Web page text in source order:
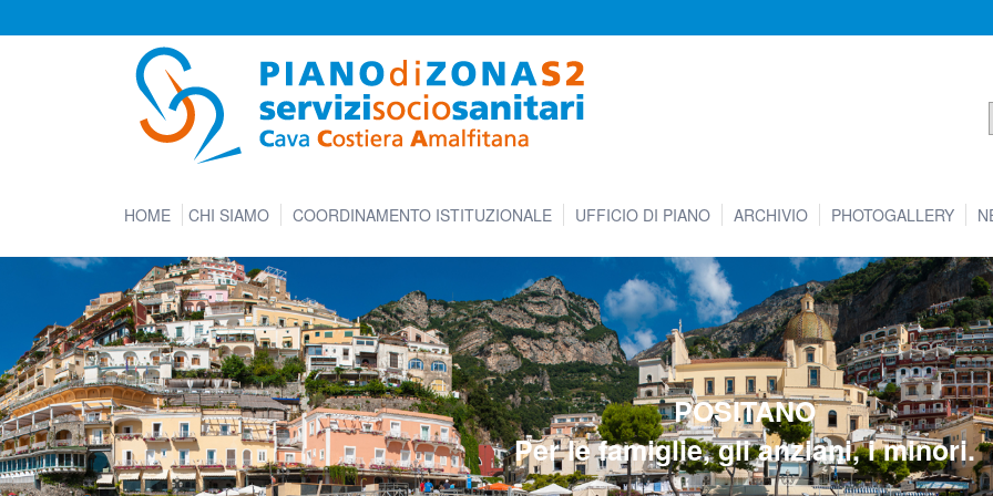
HOME CHI SIAMO COORDINAMENTO ISTITUZIONALE UFFICIO DI PIANO ARCHIVIO PHOTOGALLERY
POSITANO
Per le famiglie, gli anziani, i minori.